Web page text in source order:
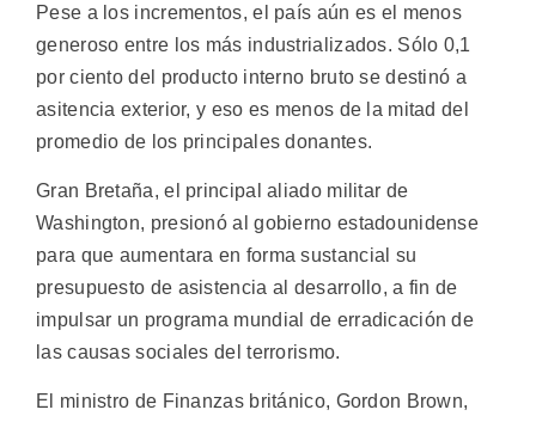
Pese a los incrementos, el país aún es el menos
generoso entre los más industrializados. Sólo 0,1
por ciento del producto interno bruto se destinó a
asitencia exterior, y eso es menos de la mitad del
promedio de los principales donantes.
Gran Bretaña, el principal aliado militar de
Washington, presionó al gobierno estadounidense
para que aumentara en forma sustancial su
presupuesto de asistencia al desarrollo, a fin de
impulsar un programa mundial de erradicación de
las causas sociales del terrorismo.
El ministro de Finanzas británico, Gordon Brown,